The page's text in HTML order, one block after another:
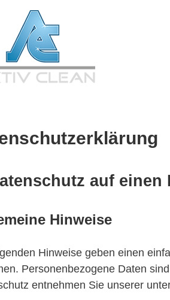
auf einen
Hinweise
Hinweise geben einen
Personenbezogene Daten
entnehmen Sie unserer